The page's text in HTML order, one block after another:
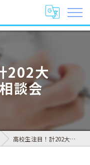
202大
談会
高校生注目！計202大学が参加する相談会